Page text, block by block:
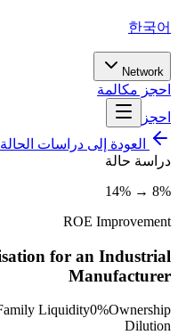
한국어
Network
احجز مكالمة
احجز
العودة إلى دراسات الحالة
دراسة حالة
8% → 14%
ROE Improvement
for an Industrial
Manufacturer
Liquidity0%Ownership
Dilution